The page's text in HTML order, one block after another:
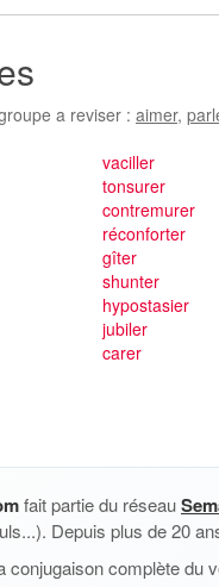
a reviser : aimer,
vaciller
tonsurer
contremurer
réconforter
gîter
shunter
hypostasier
jubiler
carer
fait partie du réseau
Depuis plus de 20
conjugaison complète du